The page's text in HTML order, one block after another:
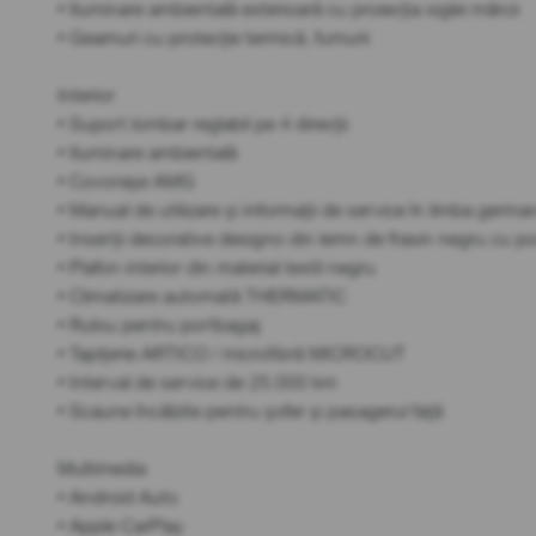
• Iluminare ambientală exterioară cu proiecția siglei mărcii
• Geamuri cu protecție termică, fumurii
Interior
• Suport lombar reglabil pe 4 direcții
• Iluminare ambientală
• Covorașe AMG
• Manual de utilizare și informații de service în limba
• Inserții decorative designo din lemn de frasin negru cu
• Plafon interior din material textil negru
• Climatizare automată THERMATIC
• Rulou pentru portbagaj
• Tapițerie ARTICO / microfibră MICROCUT
• Interval de service de 25.000 km
• Scaune încălzite pentru șofer și pasagerul față
Multimedia
• Android Auto
• Apple CarPlay